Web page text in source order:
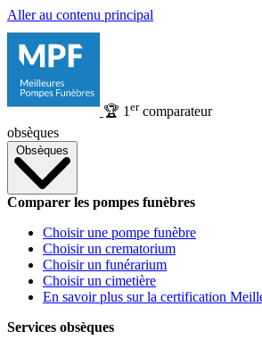
Aller au contenu principal
🏆 1 ercomparateur
obsèques
Obsèques
Comparer les pompes funèbres
Choisir une pompe funèbre
Choisir un crematorium
Choisir un funérarium
Choisir un cimetière
En savoir plus sur la certification
Services obsèques